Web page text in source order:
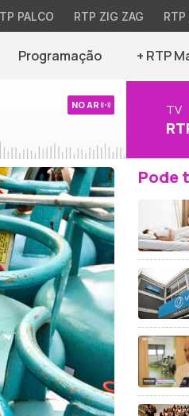
PALCO RTP ZIG ZAG RTP
Programação + RTP
NO AR TV
Pode